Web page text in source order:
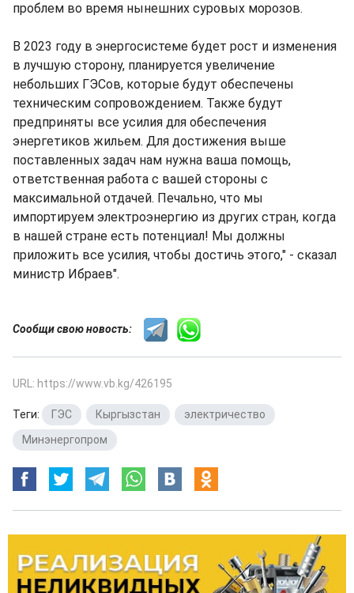
проблем во время нынешних суровых морозов.
В 2023 году в энергосистеме будет рост и изменения
в лучшую сторону, планируется увеличение
небольших ГЭСов, которые будут обеспечены
техническим сопровождением. Также будут
предприняты все усилия для обеспечения
энергетиков жильем. Для достижения выше
поставленных задач нам нужна ваша помощь,
ответственная работа с вашей стороны с
максимальной отдачей. Печально, что мы
импортируем электроэнергию из других стран, когда
в нашей стране есть потенциал! Мы должны
приложить все усилия, чтобы достичь этого," - сказал
министр Ибраев".
Сообщи свою новость:
URL: https://www.vb.kg/426195
Теги: ГЭС Кыргызстан электричество
Минэнергопром